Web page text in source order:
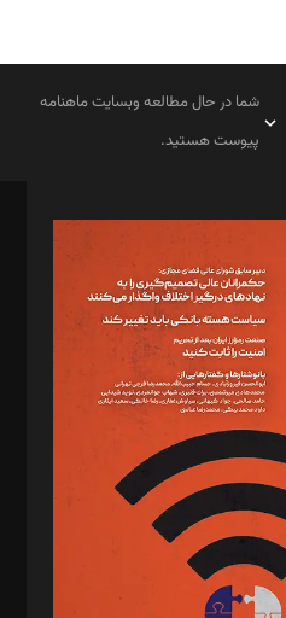
شما در حال مطالعه وبسایت ماهنامه
پیوست هستید.
یسنا امان‌پور، سروش کرمیان،
زهرا فکرانه، فائزه فتحی